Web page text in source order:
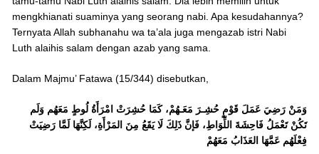
mengkhianati suaminya yang seorang nabi. Apa kesudahannya?
Ternyata Allah subhanahu wa ta’ala juga mengazab istri Nabi
Luth alaihis salam dengan azab yang sama.
Dalam Majmu’ Fatawa (15/344) disebutkan,
وَمَنْ رَضِيَ عَمَلَ قَوْمٍ حُشِـرَ مَعَـهُمْ، كَمَا حُشِرَتْ امْرَأَةُ لُوطٍ مَعَهُم وَلَم
تَكُنْ تَعْمَلُ فَاحِشَةَ اللِّوَاطِ، فَإنَّ ذَلِكَ لَا يَقَعُ مِنَ المَرْأَةِ، لَكِنَّهَا لَمَّا رَضِيَتْ
فِعْلَهُم عَمَّهَا العَذَابُ مَعَهُمْ